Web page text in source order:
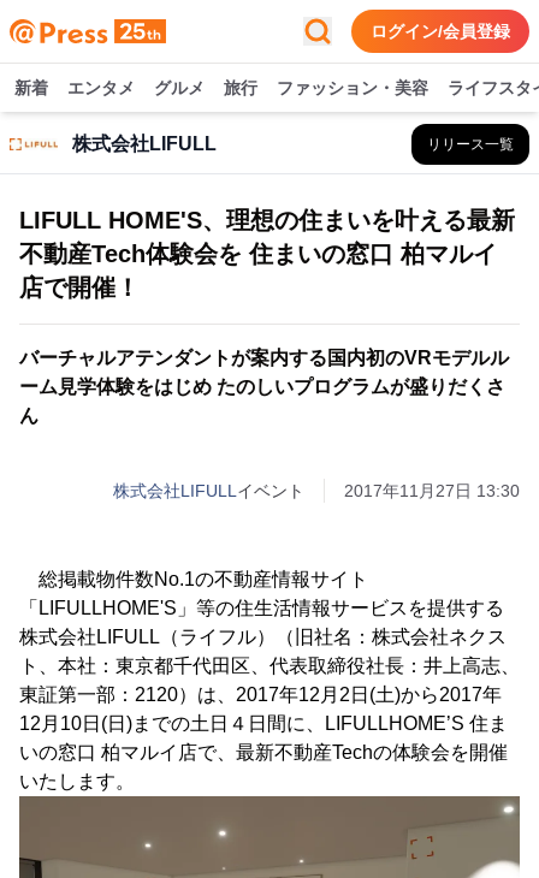
ログイン/会員登録
新着 エンタメ グルメ 旅行 ファッション・美容 ライフスタ
株式会社LIFULL リリース一覧
LIFULL HOME'S、理想の住まいを叶える最新
不動産Tech体験会を 住まいの窓口 柏マルイ
店で開催！
バーチャルアテンダントが案内する国内初のVRモデルル
ーム見学体験をはじめ たのしいプログラムが盛りだくさ
ん
株式会社LIFULL イベント 2017年11月27日 13:30
総掲載物件数No.1の不動産情報サイト
「LIFULLHOME'S」等の住生活情報サービスを提供する
株式会社LIFULL（ライフル）（旧社名：株式会社ネクス
ト、本社：東京都千代田区、代表取締役社長：井上高志、
東証第一部：2120）は、2017年12月2日(土)から2017年
12月10日(日)までの土日４日間に、LIFULLHOME’S 住ま
いの窓口 柏マルイ店で、最新不動産Techの体験会を開催
いたします。